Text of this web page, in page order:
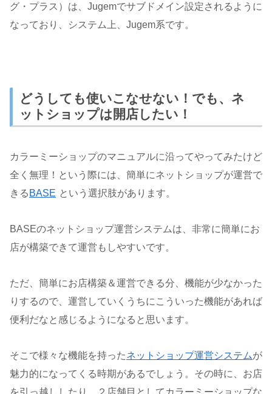
グ・プラス）は、Jugemでサブドメイン設定されるように
なっており、システム上、Jugem系です。
どうしても使いこなせない！でも、ネ
ットショップは開店したい！
カラーミーショップのマニュアルに沿ってやってみたけど
全く無理！という際には、簡単にネットショップが運営で
きる BASE という選択肢があります。
BASEのネットショップ運営システムは、非常に簡単にお
店が構築できて運営もしやすいです。
ただ、簡単にお店構築＆運営できる分、機能が少なかった
りするので、運営していくうちにこういった機能があれば
便利だなと感じるようになると思います。
そこで様々な機能を持ったネットショップ運営システムが
魅力的になってくる時期があるでしょう。その時に、お店
を引っ越ししたり、２店舗目としてカラーミーショップな